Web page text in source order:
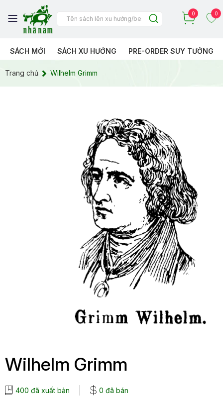
0 0
SÁCH MỚI SÁCH XU HƯỚNG PRE-ORDER SUY TƯỞNG
Trang chủ Wilhelm Grimm
Wilhelm Grimm
400 đã xuất bản 0 đã bán